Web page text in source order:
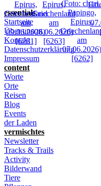
essentials
Startseite
Über uns
Kontakt
Datenschutzerklärung
Impressum
content
Worte
Orte
Reisen
Blog
Events
der Laden
vermischtes
Newsletter
Tracks & Trails
Activity
Bilderwand
Tiere